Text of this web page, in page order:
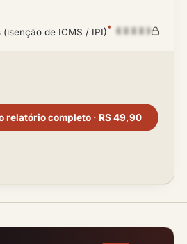
de ICMS / IPI)*
relatório completo · R$ 49,90